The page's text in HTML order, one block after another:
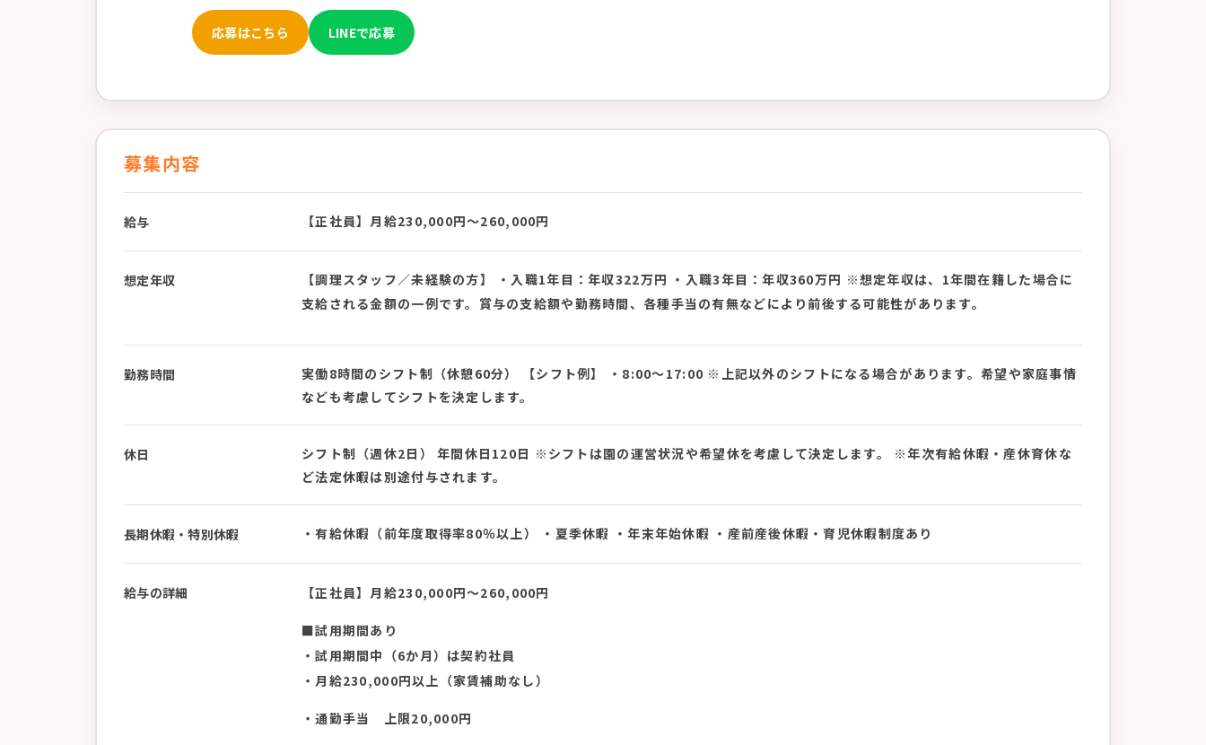
応募はこちら LINEで応募
募集内容
給与 【正社員】月給230,000円〜260,000円
想定年収
【調理スタッフ／未経験の方】 ・入職1年目：年収322万円 ・入職3年目：年収360万円 ※想定年収は、1年間在籍した場合に
支給される金額の一例です。賞与の支給額や勤務時間、各種手当の有無などにより前後する可能性があります。
勤務時間
実働8時間のシフト制（休憩60分） 【シフト例】 ・8:00〜17:00 ※上記以外のシフトになる場合があります。希望や家庭事情
なども考慮してシフトを決定します。
休日
シフト制（週休2日） 年間休日120日 ※シフトは園の運営状況や希望休を考慮して決定します。 ※年次有給休暇・産休育休な
ど法定休暇は別途付与されます。
長期休暇・特別休暇 ・有給休暇（前年度取得率80％以上） ・夏季休暇 ・年末年始休暇 ・産前産後休暇・育児休暇制度あり
給与の詳細 【正社員】月給230,000円〜260,000円
■試用期間あり
・試用期間中（6か月）は契約社員
・月給230,000円以上（家賃補助なし）
・通勤手当 上限20,000円